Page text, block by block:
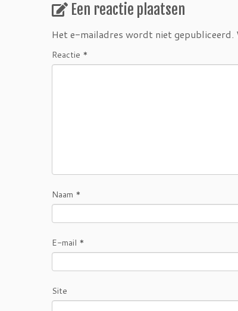
Een reactie plaatsen
Het e-mailadres wordt niet gepubliceerd.
Reactie *
Naam *
E-mail *
Site